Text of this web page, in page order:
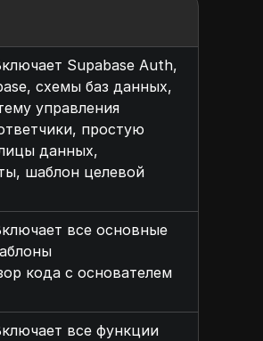
Supabase Auth,
схемы баз данных,
управления
простую
данных,
шаблон целевой
все основные
кода с основателем
все функции